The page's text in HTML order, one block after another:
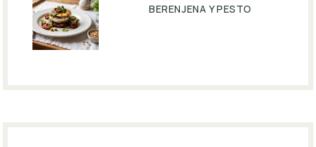
BERENJENA Y PESTO